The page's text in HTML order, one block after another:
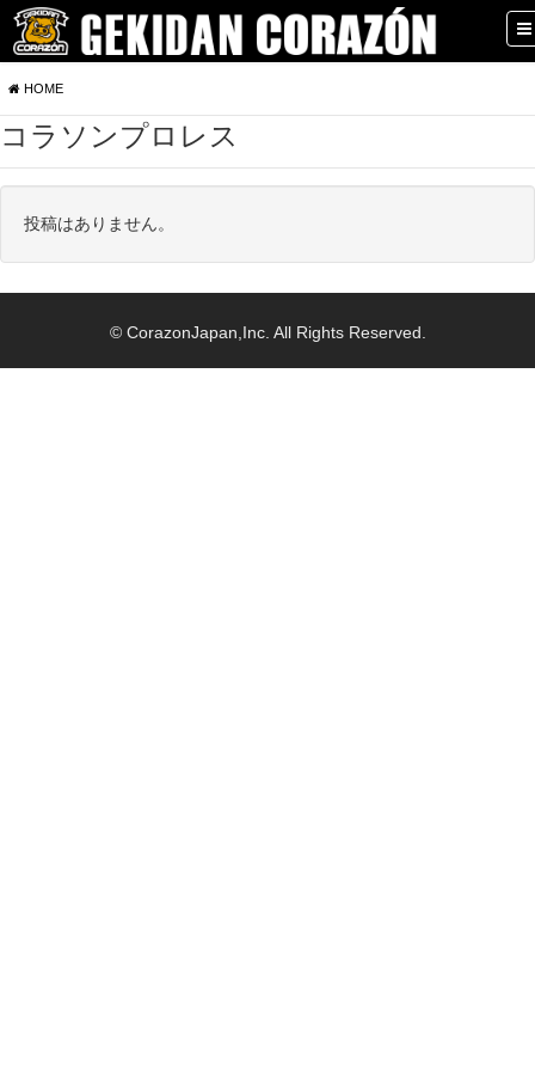
HOME
コラソンプロレス
投稿はありません。
© CorazonJapan,Inc. All Rights Reserved.